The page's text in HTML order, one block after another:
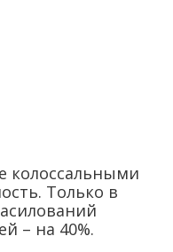
колоссальными
Только в
– на 40%.